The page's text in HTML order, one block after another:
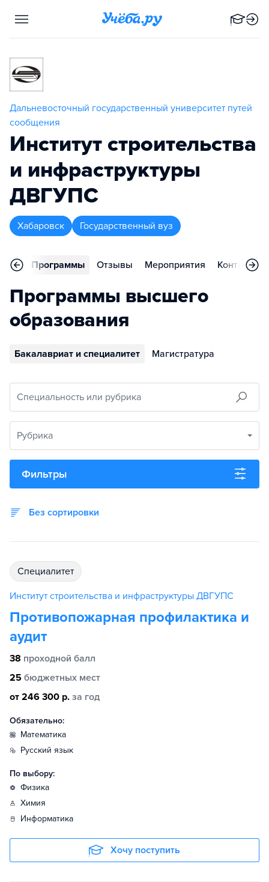
Дальневосточный государственный университет путей
сообщения
Институт строительства
и инфраструктуры
ДВГУПС
Хабаровск Государственный вуз
Программы Отзывы Мероприятия Контакты
Программы высшего
образования
Бакалавриат и специалитет Магистратура
Специальность или рубрика
Рубрика
Фильтры
Без сортировки
специалитет
Институт строительства и инфраструктуры ДВГУПС
Противопожарная профилактика и
аудит
38 проходной балл
25 бюджетных мест
от 246 300 р. за год
Обязательно:
математика
русский язык
По выбору:
физика
химия
информатика
Хочу поступить